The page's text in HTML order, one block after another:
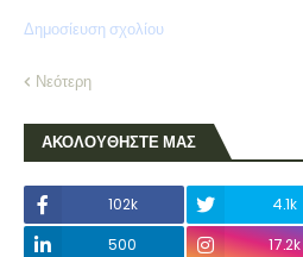
Δημοσίευση σχολίου
Νεότερη
ΑΚΟΛΟΥΘΗΣΤΕ ΜΑΣ
102k 4.1k
500
17.2k